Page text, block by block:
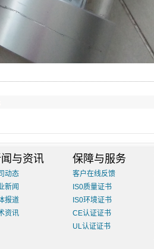
与资讯
动态
新闻
报道
资讯
保障与服务
客户在线反馈
IS0质量证书
IS0环境证书
CE认证证书
UL认证证书